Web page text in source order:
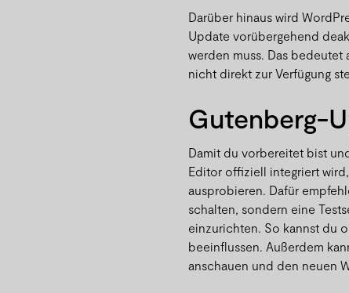
Darüber hinaus wird
Update vorübergehend
werden muss. Das
nicht direkt zur Verfügung
Gutenberg-
Damit du vorbereitet bist
Editor offiziell integriert
ausprobieren. Dafür
schalten, sondern eine
einzurichten. So kannst du
beeinflussen. Außerdem
anschauen und den neuen